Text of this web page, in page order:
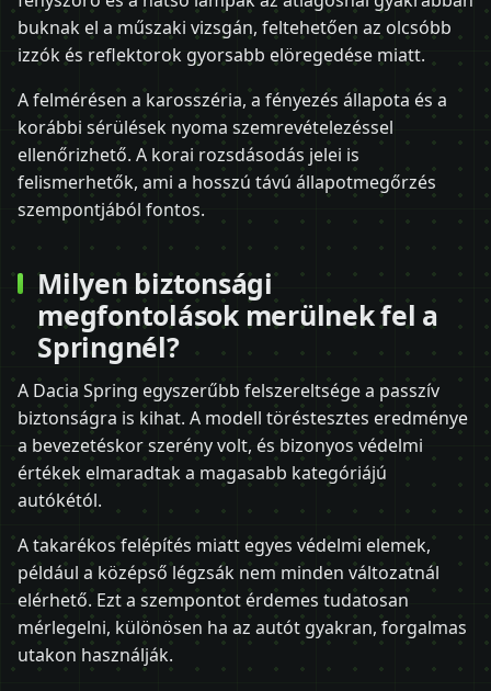
buknak el a műszaki vizsgán, feltehetően az olcsóbb
izzók és reflektorok gyorsabb elöregedése miatt.
A felmérésen a karosszéria, a fényezés állapota és a
korábbi sérülések nyoma szemrevételezéssel
ellenőrizhető. A korai rozsdásodás jelei is
felismerhetők, ami a hosszú távú állapotmegőrzés
szempontjából fontos.
Milyen biztonsági
megfontolások merülnek fel a
Springnél?
A Dacia Spring egyszerűbb felszereltsége a passzív
biztonságra is kihat. A modell töréstesztes eredménye
a bevezetéskor szerény volt, és bizonyos védelmi
értékek elmaradtak a magasabb kategóriájú
autókétól.
A takarékos felépítés miatt egyes védelmi elemek,
például a középső légzsák nem minden változatnál
elérhető. Ezt a szempontot érdemes tudatosan
mérlegelni, különösen ha az autót gyakran, forgalmas
utakon használják.